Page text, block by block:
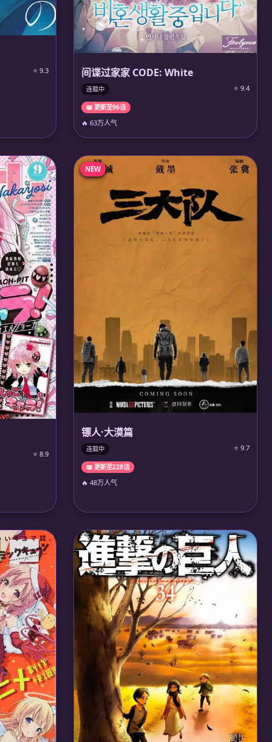
⭐ 9.3 间谍过家家 CODE: White
连载中 ⭐ 9.4
📖 更新至96话
🔥 63万人气
⭐ 8.9
NEW
镖人·大漠篇
连载中 ⭐ 9.7
📖 更新至228话
🔥 48万人气